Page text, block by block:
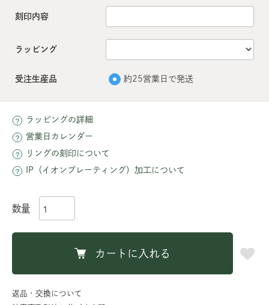
刻印内容
ラッピング
受注生産品 約25営業日で発送
ラッピングの詳細
営業日カレンダー
リングの刻印について
IP（イオンプレーティング）加工について
数量
カートに入れる
返品・交換について